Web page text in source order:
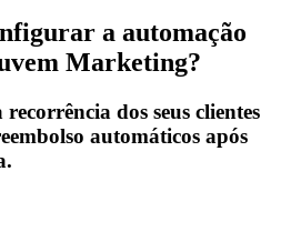
a automação
Marketing?
dos seus clientes
automáticos após